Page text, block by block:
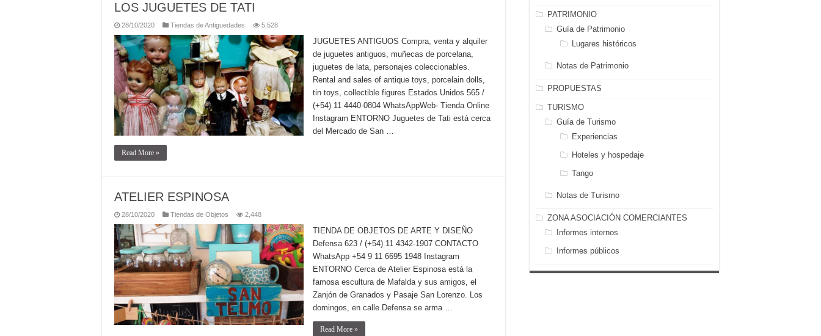
LOS JUGUETES DE TATI
28/10/2020 Tiendas de Antiguedades 5,528
JUGUETES ANTIGUOS Compra, venta y alquiler
de juguetes antiguos, muñecas de porcelana,
juguetes de lata, personajes coleccionables.
Rental and sales of antique toys, porcelain dolls,
tin toys, collectible figures Estados Unidos 565 /
(+54) 11 4440-0804 WhatsAppWeb- Tienda Online
Instagram ENTORNO Juguetes de Tati está cerca
del Mercado de San …
Read More »
ATELIER ESPINOSA
28/10/2020 Tiendas de Objetos 2,448
TIENDA DE OBJETOS DE ARTE Y DISEÑO
Defensa 623 / (+54) 11 4342-1907 CONTACTO
WhatsApp +54 9 11 6695 1948 Instagram
ENTORNO Cerca de Atelier Espinosa está la
famosa escultura de Mafalda y sus amigos, el
Zanjón de Granados y Pasaje San Lorenzo. Los
domingos, en calle Defensa se arma …
Read More »
PATRIMONIO
Guía de Patrimonio
Lugares históricos
Notas de Patrimonio
PROPUESTAS
TURISMO
Guía de Turismo
Experiencias
Hoteles y hospedaje
Tango
Notas de Turismo
ZONA ASOCIACIÓN COMERCIANTES
Informes internos
Informes públicos